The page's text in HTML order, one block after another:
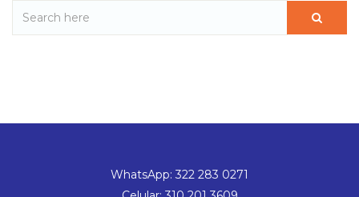
WhatsApp: 322 283 0271